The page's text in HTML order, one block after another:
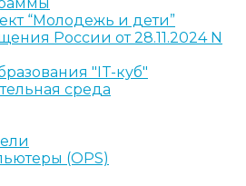
“Молодежь и дети”
России от 28.11.2024 N
"IT-куб"
среда
(OPS)